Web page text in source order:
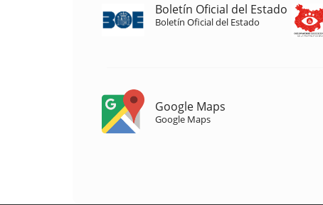
Boletín Oficial del Estado
Boletín Oficial del Estado
Google Maps
Google Maps